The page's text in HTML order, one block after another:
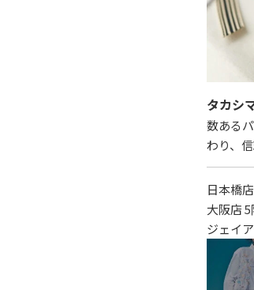
タカシ
数ある
わり、
日本橋
大阪店
ジェイ